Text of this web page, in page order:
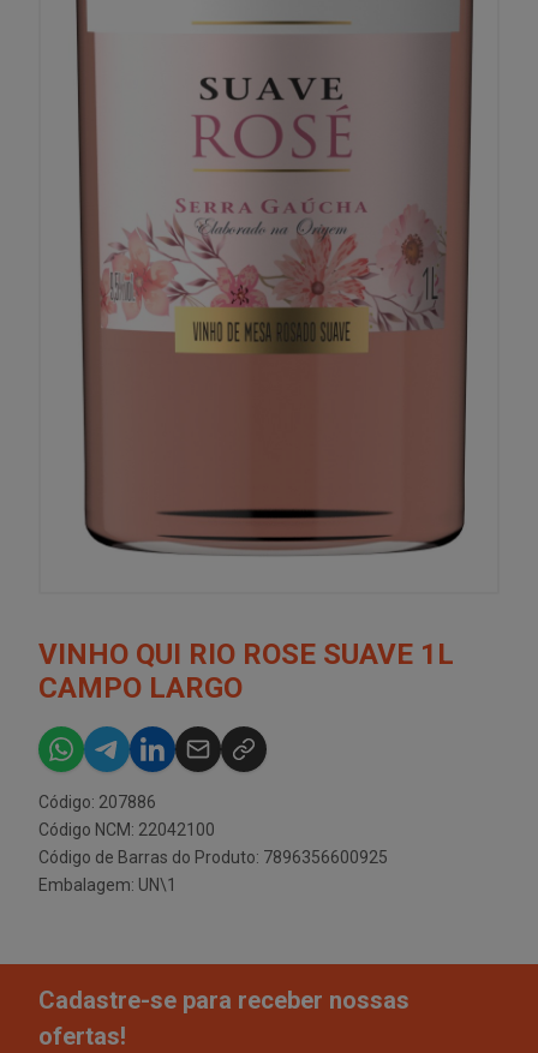
VINHO QUI RIO ROSE SUAVE 1L
CAMPO LARGO
Código: 207886
Código NCM: 22042100
Código de Barras do Produto: 7896356600925
Embalagem: UN\1
Cadastre-se para receber nossas
ofertas!